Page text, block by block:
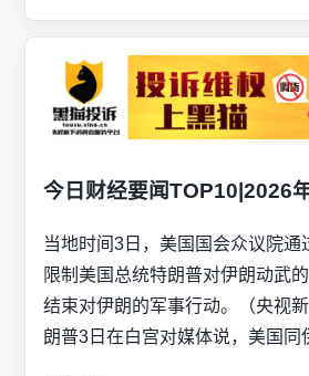
今日财经要闻TOP10|2026
当地时间3日，美国国会众议院通
限制美国总统特朗普对伊朗动武
结束对伊朗的军事行动。（央视
朗普3日在白宫对媒体说，美国同